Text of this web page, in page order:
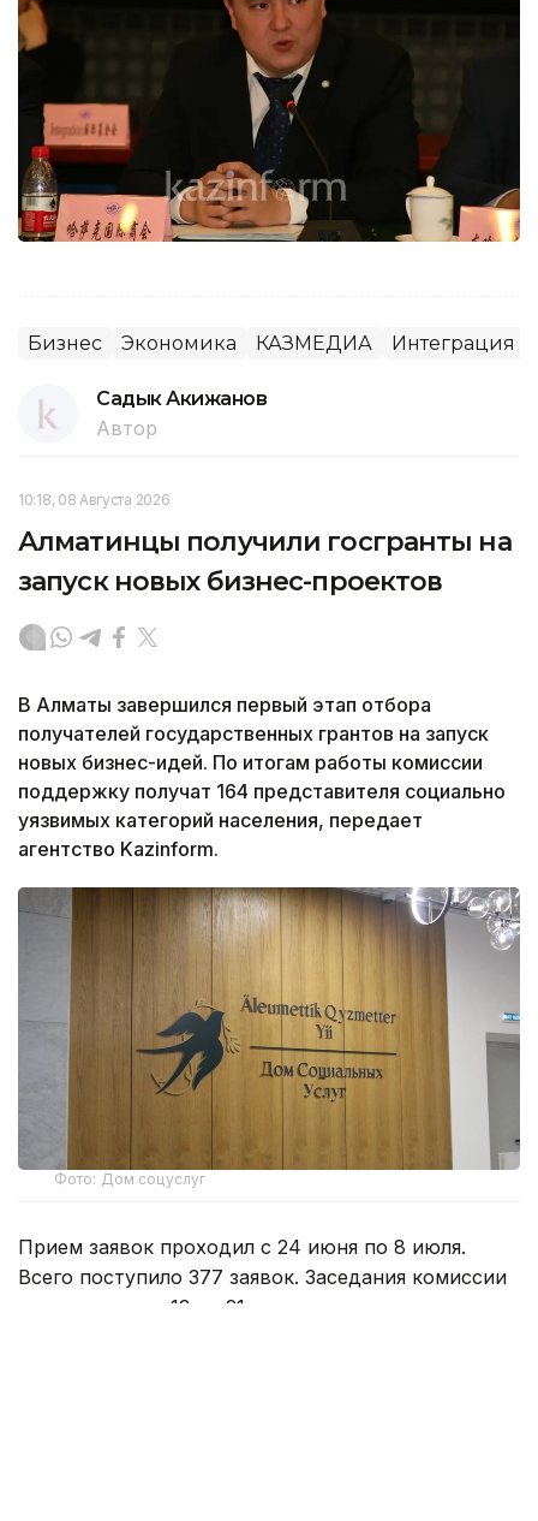
Бизнес Экономика КАЗМЕДИА Интеграция и
Садык Акижанов
Автор
10:18, 08 Августа 2026
Алматинцы получили госгранты на
запуск новых бизнес-проектов
В Алматы завершился первый этап отбора
получателей государственных грантов на запуск
новых бизнес-идей. По итогам работы комиссии
поддержку получат 164 представителя социально
уязвимых категорий населения, передает
агентство Kazinform.
Фото: Дом соцуслуг
Прием заявок проходил с 24 июня по 8 июля.
Всего поступило 377 заявок. Заседания комиссии
проводились с 13 по 21 июля.